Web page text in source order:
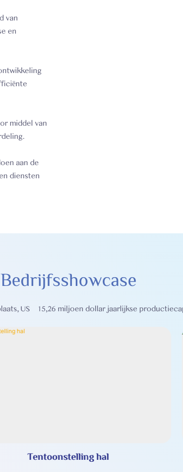
van
en
middel van
aan de
diensten
Bedrijfsshowcase
US $ 15,26 miljoen dollar jaarlijkse
Tentoonstelling hal